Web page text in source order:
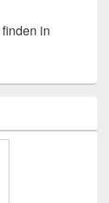
finden in